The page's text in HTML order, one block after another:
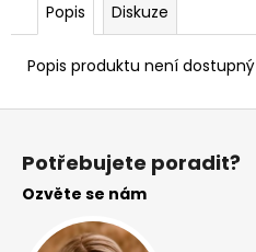
Popis Diskuze
Popis produktu není dostupný
m
e
Potřebujete poradit?
Ozvěte se nám